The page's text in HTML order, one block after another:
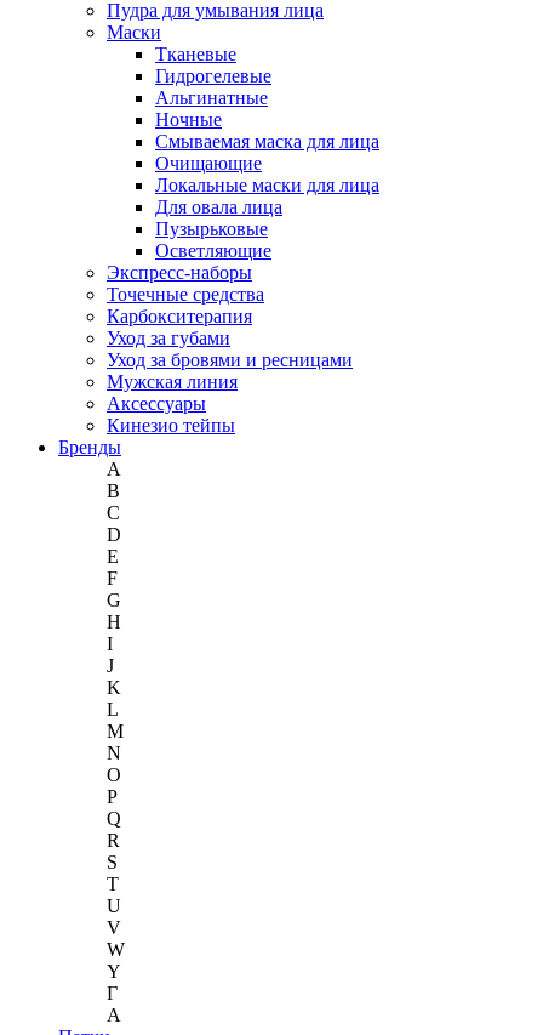
Пудра для умывания лица
Маски
Тканевые
Гидрогелевые
Альгинатные
Ночные
Смываемая маска для лица
Очищающие
Локальные маски для лица
Для овала лица
Пузырьковые
Осветляющие
Экспресс-наборы
Точечные средства
Карбокситерапия
Уход за губами
Уход за бровями и ресницами
Мужская линия
Аксессуары
Кинезио тейпы
Бренды
A
B
C
D
E
F
G
H
I
J
K
L
M
N
O
P
Q
R
S
T
U
V
W
Y
Г
A